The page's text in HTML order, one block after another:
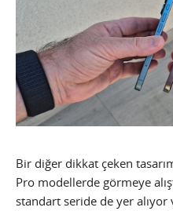
Bir diğer dikkat çeken
Pro modellerde görmeye
standart seride de yer alıyor